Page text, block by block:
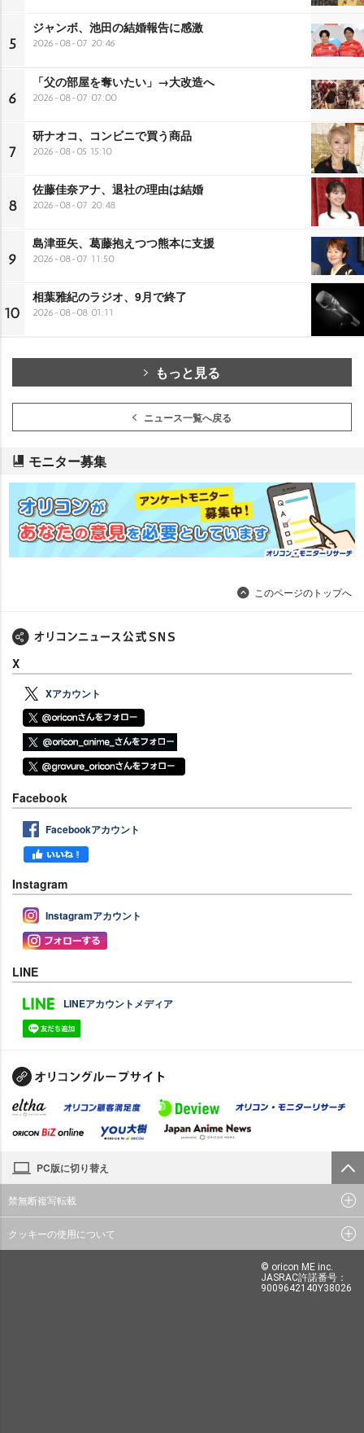
5
ジャンボ、池田の結婚報告に感激
2026-08-07 20:46
6
「父の部屋を奪いたい」→大改造へ
2026-08-07 07:00
7
研ナオコ、コンビニで買う商品
2026-08-05 15:10
8
佐藤佳奈アナ、退社の理由は結婚
2026-08-07 20:48
9
島津亜矢、葛藤抱えつつ熊本に支援
2026-08-07 11:50
10
相葉雅紀のラジオ、9月で終了
2026-08-08 01:11
もっと見る
ニュース一覧へ戻る
モニター募集
このページのトップへ
X
Xアカウント
Facebook
Facebookアカウント
Instagram
Instagramアカウント
LINE
LINEアカウントメディア
PC版に切り替え
禁無断複写転載
クッキーの使用について
© oricon ME inc.
JASRAC許諾番号：
9009642140Y38026